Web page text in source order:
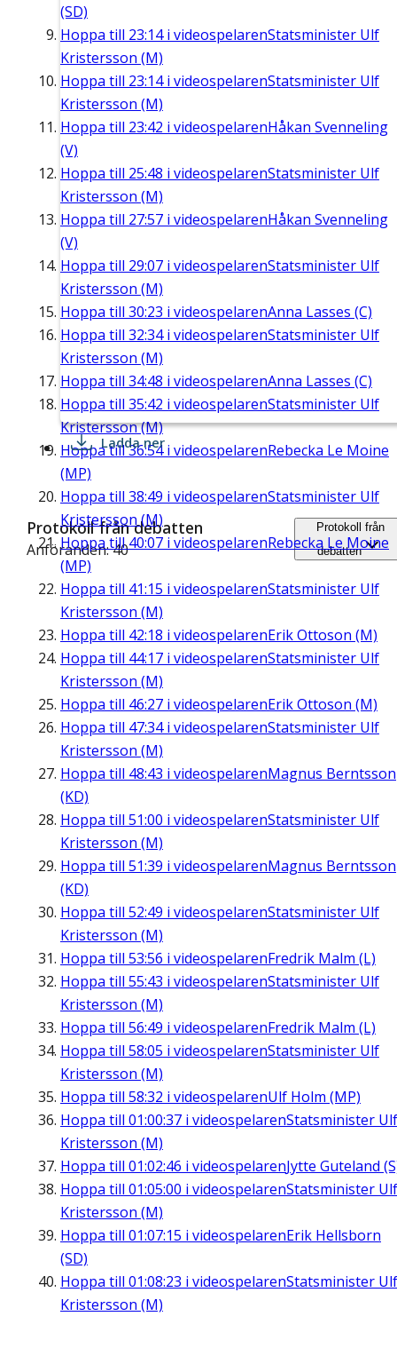
(SD)
Hoppa till 23:14i videospelarenStatsminister Ulf
Kristersson (M)
Hoppa till 23:14i videospelarenStatsminister Ulf
Kristersson (M)
Hoppa till 23:42 i videospelarenHåkan Svenneling
(V)
Hoppa till 25:48 i videospelarenStatsminister Ulf
Kristersson (M)
Hoppa till 27:57 i videospelarenHåkan Svenneling
(V)
Hoppa till 29:07 i videospelarenStatsminister Ulf
Kristersson (M)
Hoppa till 30:23 i videospelarenAnna Lasses (C)
Hoppa till 32:34i videospelarenStatsminister Ulf
Kristersson (M)
Hoppa till 34:48 i videospelarenAnna Lasses (C)
Hoppa till 35:42 i videospelarenStatsminister Ulf
Kristersson (M)
Hoppa till36:54i videospelarenRebecka Le Moine
(MP)
Hoppa till 38:49 i videospelarenStatsminister Ulf
Kristersson (M)
Hoppa till40:07 i videospelarenRebecka Le Moine
(MP)
Hoppa till 41:15 i videospelarenStatsminister Ulf
Kristersson (M)
Hoppa till 42:18 i videospelarenErik Ottoson (M)
Hoppa till 44:17 i videospelarenStatsminister Ulf
Kristersson (M)
Hoppa till 46:27 i videospelarenErik Ottoson (M)
Hoppa till 47:34i videospelarenStatsminister Ulf
Kristersson (M)
Hoppa till 48:43 i videospelarenMagnus Berntsson
(KD)
Hoppa till 51:00 i videospelarenStatsminister Ulf
Kristersson (M)
Hoppa till 51:39 i videospelarenMagnus Berntsson
(KD)
Hoppa till 52:49 i videospelarenStatsminister Ulf
Kristersson (M)
Hoppa till 53:56 i videospelarenFredrik Malm (L)
Hoppa till 55:43 i videospelarenStatsminister Ulf
Kristersson (M)
Hoppa till 56:49 i videospelarenFredrik Malm (L)
Hoppa till 58:05 i videospelarenStatsminister Ulf
Kristersson (M)
Hoppa till 58:32 i videospelarenUlf Holm (MP)
Hoppa till 01:00:37 i videospelarenStatsminister Ulf
Kristersson (M)
Hoppa till 01:02:46 i videospelarenJytte Guteland
Hoppa till 01:05:00 i videospelarenStatsminister Ulf
Kristersson (M)
Hoppa till 01:07:15 i videospelarenErik Hellsborn
(SD)
Hoppa till 01:08:23 i videospelarenStatsminister Ulf
Kristersson (M)
Ladda ner
Protokoll från debatten
Anföranden: 40
Protokoll från
debatten